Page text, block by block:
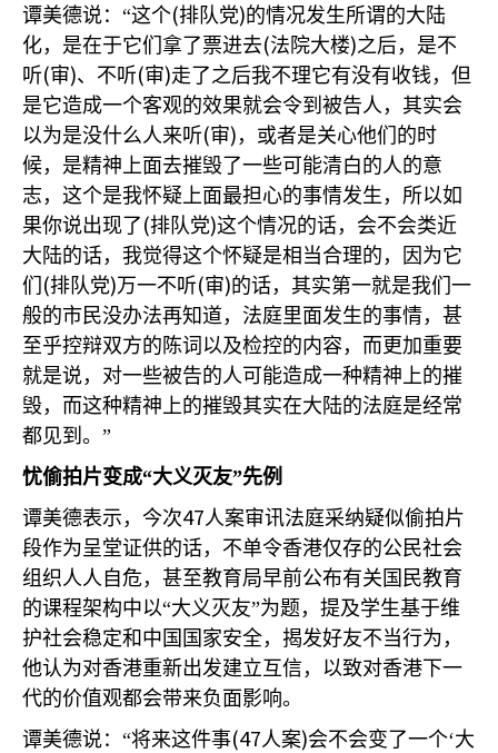
谭美德说：“这个(排队党)的情况发生所谓的大陆
化，是在于它们拿了票进去(法院大楼)之后，是不
听(审)、不听(审)走了之后我不理它有没有收钱，但
是它造成一个客观的效果就会令到被告人，其实会
以为是没什么人来听(审) ，或者是关心他们的时
候，是精神上面去摧毁了一些可能清白的人的意
志，这个是我怀疑上面最担心的事情发生，所以如
果你说出现了 (排队党)这个情况的话，会不会类近
大陆的话，我觉得这个怀疑是相当合理的，因为它
们 (排队党)万一不听(审)的话，其实第一就是我们一
般的市民没办法再知道，法庭里面发生的事情，甚
至乎控辩双方的陈词以及检控的内容，而更加重要
就是说，对一些被告的人可能造成一种精神上的摧
毁，而这种精神上的摧毁其实在大陆的法庭是经常
都见到。”
忧偷拍片变成“大义灭友”先例
谭美德表示，今次47人案审讯法庭采纳疑似偷拍片
段作为呈堂证供的话，不单令香港仅存的公民社会
组织人人自危，甚至教育局早前公布有关国民教育
的课程架构中以“大义灭友”为题，提及学生基于维
护社会稳定和中国国家安全，揭发好友不当行为，
他认为对香港重新出发建立互信，以致对香港下一
代的价值观都会带来负面影响。
谭美德说：“将来这件事(47人案)会不会变了一个‘大